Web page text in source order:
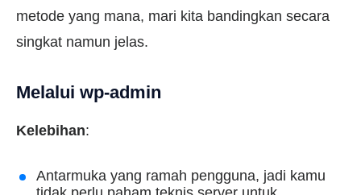
metode yang mana, mari kita bandingkan secara
singkat namun jelas.
Melalui wp-admin
Kelebihan:
Antarmuka yang ramah pengguna, jadi kamu